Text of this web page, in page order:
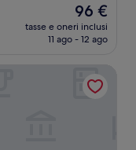
Il
prezzo
attuale
96 €
96 €
tasse e oneri inclusi
11 ago - 12 ago